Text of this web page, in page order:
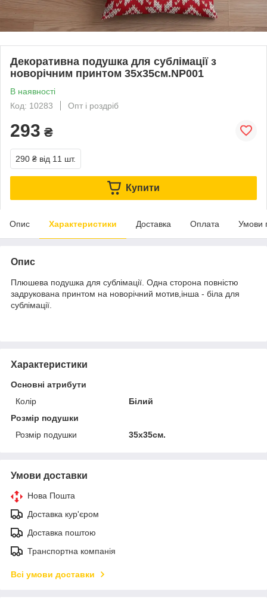
Декоративна подушка для сублімації з
новорічним принтом 35х35см.NP001
В наявності
Код: 10283
Опт і роздріб
293 ₴
290 ₴ від 11 шт.
Купити
Опис Характеристики Доставка Оплата Умови
Опис
Плюшева подушка для сублімації. Одна сторона повністю
задрукована принтом на новорічний мотив,інша - біла для
сублімації.
Характеристики
Основні атрибути
Колір
Білий
Розмір подушки
Розмір подушки
35х35см.
Умови доставки
Нова Пошта
Доставка кур'єром
Доставка поштою
Транспортна компанія
Всі умови доставки